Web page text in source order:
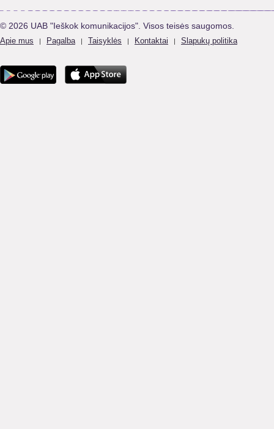
© 2026 UAB "Ieškok komunikacijos". Visos teisės saugomos.
Apie mus | Pagalba | Taisyklės | Kontaktai | Slapukų politika